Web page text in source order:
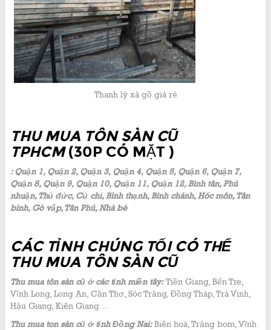
Thanh lý xà gồ giá rẻ
THU MUA TÔN SÀN CŨ
TPHCM (30P CÓ MẶT )
: Quận 1, Quận 2, Quận 3, Quận 4, Quận 5, Quận 6, Quận 7,
Quận 8, Quận 9, Quận 10, Quận 11, Quận 12, Bình tân, Phú
nhuận, Thủ đức, Củ chi, Bình thạnh, Bình chánh, Hóc môn, Tân
bình, Gò vấp, Tân Phú, Nhà bè
CÁC TỈNH CHÚNG TỐI CÓ THỂ
THU MUA TÔN SÀN CŨ
Thu mua tôn sàn cũ ở các tỉnh miền tây:Tiền Giang, Bến Tre,
Vĩnh Long, Long An, Cần Thơ, Sóc Trăng, Đồng Tháp, Trà Vinh,
Hậu Giang, Kiên Giang…
Thu mua ton sàn cũ ở tỉnh Đồng Nai: Biên hoà, Trảng bom, Vĩnh